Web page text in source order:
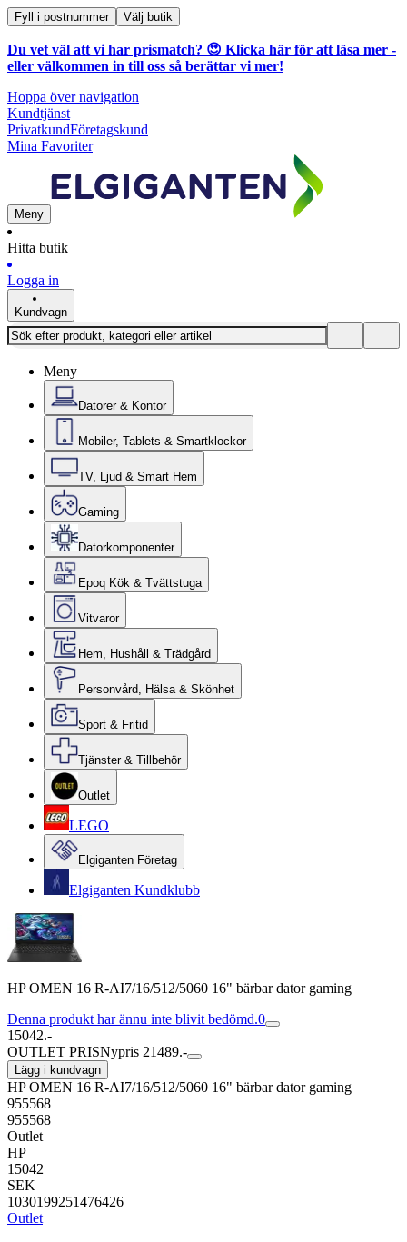
Fyll i postnummer Välj butik
Du vet väl att vi har prismatch? 😍 Klicka här för att läsa mer -
eller välkommen in till oss så berättar vi mer!
Hoppa över navigation
Kundtjänst
PrivatkundFöretagskund
Mina Favoriter
Meny
Hitta butik
Logga in
Kundvagn
Meny
Datorer & Kontor
Mobiler, Tablets & Smartklockor
TV, Ljud & Smart Hem
Gaming
Datorkomponenter
Epoq Kök & Tvättstuga
Vitvaror
Hem, Hushåll & Trädgård
Personvård, Hälsa & Skönhet
Sport & Fritid
Tjänster & Tillbehör
Outlet
LEGO
Elgiganten Företag
Elgiganten Kundklubb
HP OMEN 16 R-AI7/16/512/5060 16" bärbar dator gaming
Denna produkt har ännu inte blivit bedömd.0
15042.-
OUTLET PRISNypris 21489.-
Lägg i kundvagn
HP OMEN 16 R-AI7/16/512/5060 16" bärbar dator gaming
955568
955568
Outlet
HP
15042
SEK
1030199251476426
Outlet